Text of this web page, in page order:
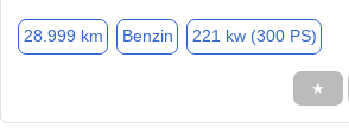
28.999 km Benzin 221 kw (300 PS)
★